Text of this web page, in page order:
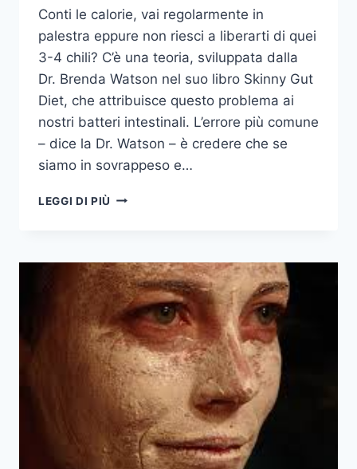
Conti le calorie, vai regolarmente in
palestra eppure non riesci a liberarti di quei
3-4 chili? C’è una teoria, sviluppata dalla
Dr. Brenda Watson nel suo libro Skinny Gut
Diet, che attribuisce questo problema ai
nostri batteri intestinali. L’errore più comune
– dice la Dr. Watson – è credere che se
siamo in sovrappeso e…
LEGGI DI PIÙ NON
BATTERI!